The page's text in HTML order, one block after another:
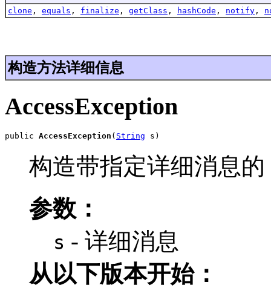
clone , equals , finalize , getClass , hashCode , notify ,
构造方法详细信息
AccessException
public AccessException ( String s)
构造带指定详细消息的
参数：
s - 详细消息
从以下版本开始：